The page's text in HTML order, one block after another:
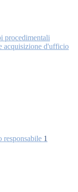
procedimentali
acquisizione d'ufficio
1